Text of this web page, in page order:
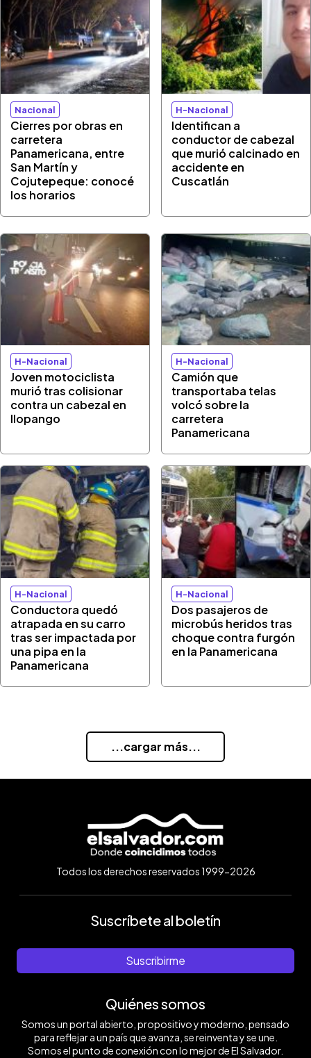
Nacional
Cierres por obras en
carretera
Panamericana, entre
San Martín y
Cojutepeque: conocé
los horarios
H-Nacional
Identifican a
conductor de cabezal
que murió calcinado en
accidente en
Cuscatlán
H-Nacional
Joven motociclista
murió tras colisionar
contra un cabezal en
Ilopango
H-Nacional
Camión que
transportaba telas
volcó sobre la
carretera
Panamericana
H-Nacional
Conductora quedó
atrapada en su carro
tras ser impactada por
una pipa en la
Panamericana
H-Nacional
Dos pasajeros de
microbús heridos tras
choque contra furgón
en la Panamericana
...cargar más...
Todos los derechos reservados 1999-2026
Suscríbete al boletín
Suscribirme
Quiénes somos
Somos un portal abierto, propositivo y moderno, pensado
para reflejar a un país que avanza, se reinventa y se une.
Somos el punto de conexión con lo mejor de El Salvador.